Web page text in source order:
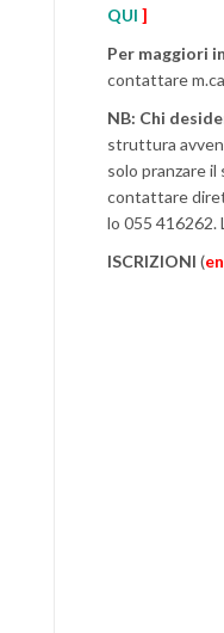
QUI ]
Per maggiori
contattare
NB: Chi
struttura
solo pranzare il
contattare
lo 055 416262.
ISCRIZIONI (